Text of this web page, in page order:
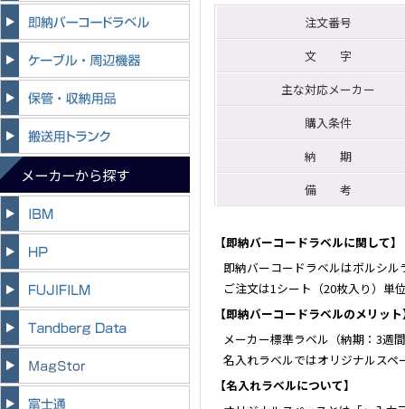
メーカーから探す
注文番号
文 字
主な対応メーカー
購入条件
納 期
備 考
【即納バーコードラベルに関して】
即納バーコードラベルはボルシ
ご注文は1シート（20枚入り）単
【即納バーコードラベルのメリッ
メーカー標準ラベル（納期：3週
名入れラベルではオリジナルス
【名入れラベルについて】